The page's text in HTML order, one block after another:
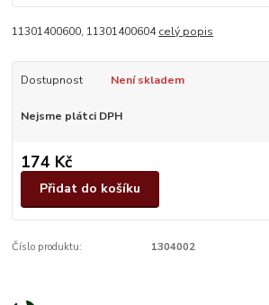
11301400600, 11301400604celý popis
Dostupnost Není skladem
Nejsme plátci DPH
174 Kč
Přidat do košíku
Číslo produktu: 1304002